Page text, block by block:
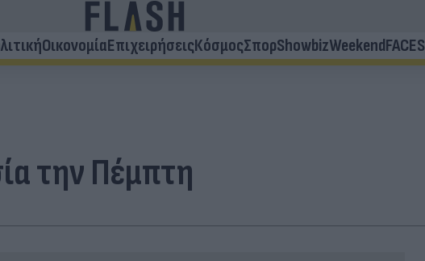
ΟικονομίαΕπιχειρήσειςΚόσμοςΣπορShowbizWeekendFACES
την Πέμπτη